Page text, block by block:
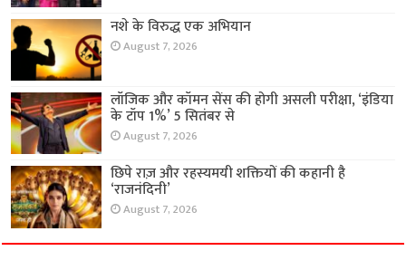
नशे के विरुद्ध एक अभियान
August 7, 2026
लॉजिक और कॉमन सेंस की होगी असली परीक्षा, ‘इंडिया
के टॉप 1%’ 5 सितंबर से
August 7, 2026
छिपे राज़ और रहस्यमयी शक्तियों की कहानी है
‘राजनंदिनी’
August 7, 2026